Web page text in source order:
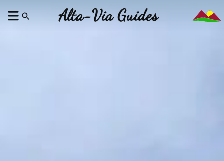
Alta-Via Guides